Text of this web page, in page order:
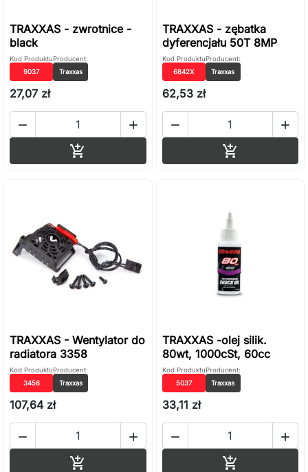
TRAXXAS - zwrotnice -
black
Kod Produktu
9037
Producent:
Traxxas
27,07 zł
 

TRAXXAS - zębatka
dyferencjału 50T 8MP
Kod Produktu
6842X
Producent:
Traxxas
62,53 zł
 

TRAXXAS - Wentylator do
radiatora 3358
Kod Produktu
3456
Producent:
Traxxas
107,64 zł
 

TRAXXAS -olej silik.
80wt, 1000cSt, 60cc
Kod Produktu
5037
Producent:
Traxxas
33,11 zł
 
